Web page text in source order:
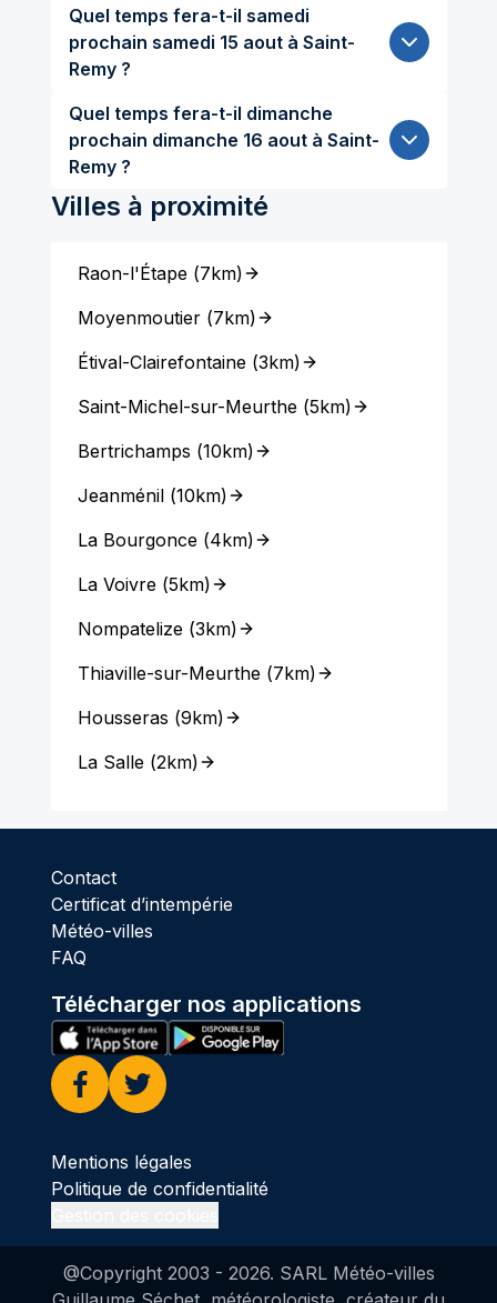
Quel temps fera-t-il samedi
prochain samedi 15 aout à Saint-
Remy ?
Quel temps fera-t-il dimanche
prochain dimanche 16 aout à Saint-
Remy ?
Villes à proximité
Raon-l'Étape(7km)
Moyenmoutier(7km)
Étival-Clairefontaine(3km)
Saint-Michel-sur-Meurthe(5km)
Bertrichamps (10km)
Jeanménil(10km)
La Bourgonce(4km)
La Voivre(5km)
Nompatelize(3km)
Thiaville-sur-Meurthe(7km)
Housseras (9km)
La Salle(2km)
Contact
Certificat d’intempérie
Météo-villes
FAQ
Télécharger nos applications
Facebook
Twitter
Mentions légales
Politique de confidentialité
@Copyright 2003 - 2026. SARL Météo-villes